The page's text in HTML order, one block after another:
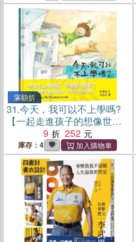
滿額折
31.今天，我可以不上學嗎?
【一起走進孩子的想像世
界，給予不否定的尊重。】
9 252
庫存：4